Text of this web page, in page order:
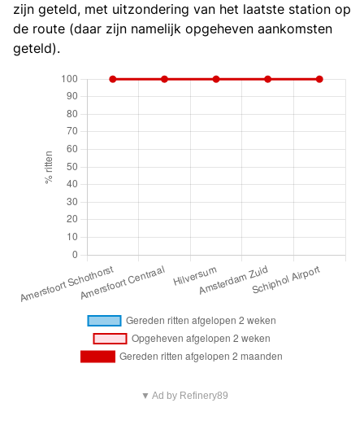
zijn geteld, met uitzondering van het laatste station op
de route (daar zijn namelijk opgeheven aankomsten
geteld).
▼ Ad by Refinery89